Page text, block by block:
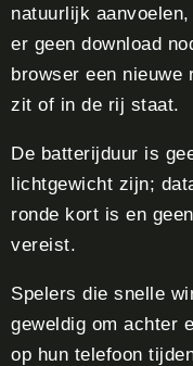
natuurlijk
er geen download
browser een nieuwe
zit of in de rij staat.
De batterijduur is
lichtgewicht zijn;
ronde kort is en
vereist.
Spelers die snelle
geweldig om achter
op hun telefoon